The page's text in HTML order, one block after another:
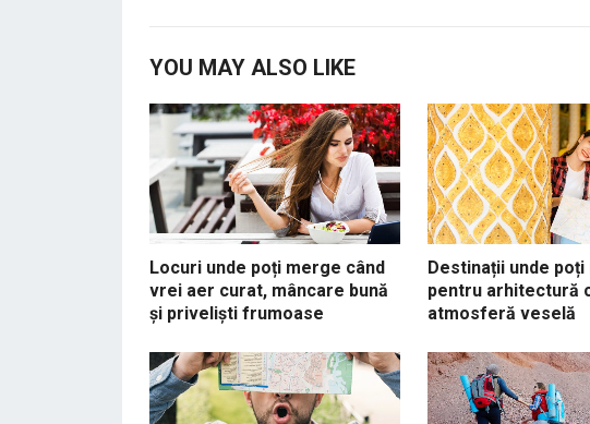
YOU MAY ALSO LIKE
Locuri unde poți merge când
vrei aer curat, mâncare bună
și priveliști frumoase
Destinații unde
pentru arhitectură
atmosferă veselă